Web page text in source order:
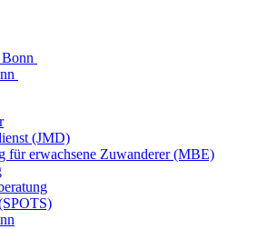
(JMD)
für erwachsene Zuwanderer (MBE)